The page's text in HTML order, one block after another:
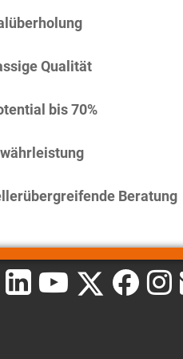
Qualität
bis 70%
Beratung